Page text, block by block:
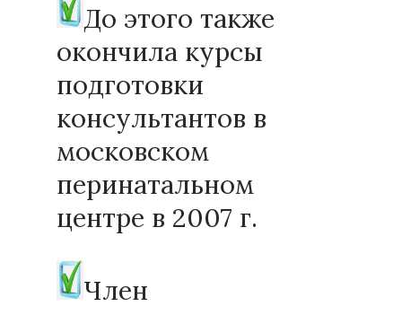
До этого также
окончила курсы
подготовки
консультантов в
московском
перинатальном
центре в 2007 г.
Член